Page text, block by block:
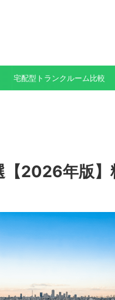
宅配型トランクルーム比較
2026年版】